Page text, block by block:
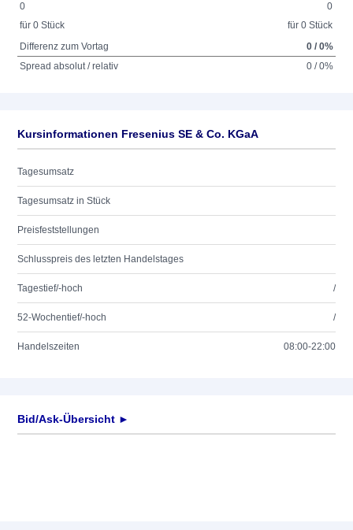
0
für 0 Stück
0
für 0 Stück
Differenz zum Vortag
0 / 0%
Spread absolut / relativ
0 / 0%
Kursinformationen Fresenius SE & Co. KGaA
Tagesumsatz
Tagesumsatz in Stück
Preisfeststellungen
Schlusspreis des letzten Handelstages
Tagestief/-hoch /
52-Wochentief/-hoch /
Handelszeiten 08:00-22:00
Bid/Ask-Übersicht ►